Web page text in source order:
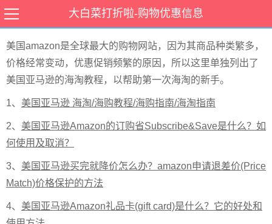
大白菜打折啦-购物优惠信息
amazon海淘教程
美国amazon是全球最大的购物网站，因为其商品种类繁多，
价格经常变动，优惠促销频繁的原因，所以这里单独列出了
美国亚马逊的海淘教程，以帮助第一次海淘的新手。
1、 美国亚马逊 海淘/海购教程/海购指南/海淘指南
2、 美国亚马逊Amazon的订购省Subscribe&Save是什么？如
何使用及取消？
3、 美国亚马逊买完就降价怎么办？amazon申请退差价(Price
Match)价格保护的方法
4、 美国亚马逊Amazon礼品卡(gift card)是什么？它的好处和